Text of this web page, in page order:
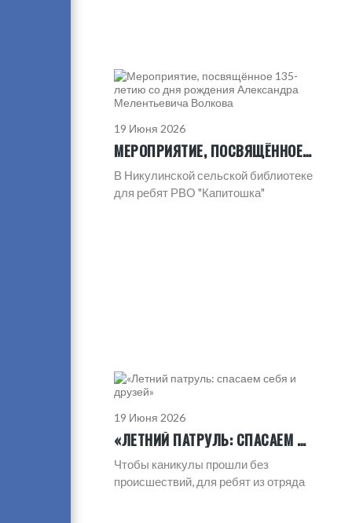
19 Июня 2026
МЕРОПРИЯТИЕ, ПОСВЯЩЁННОЕ 135-ЛЕТИЮ СО ДНЯ РОЖДЕНИЯ АЛЕКСАНДРА МЕЛЕНТЬЕВИЧА ВОЛКОВА
В Никулинской сельской библиотеке
для ребят РВО "Капитошка"
19 Июня 2026
«ЛЕТНИЙ ПАТРУЛЬ: СПАСАЕМ СЕБЯ И ДРУЗЕЙ»
Чтобы каникулы прошли без
происшествий, для ребят из отряда